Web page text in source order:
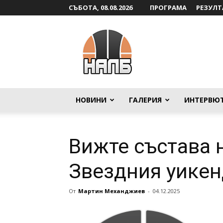
СЪБОТА, 08.08.2026 ПРОГРАМА
НОВИНИ ГАЛЕРИЯ
Вижте състава
Звездния
От Мартин Механджиев - 04.12.2025